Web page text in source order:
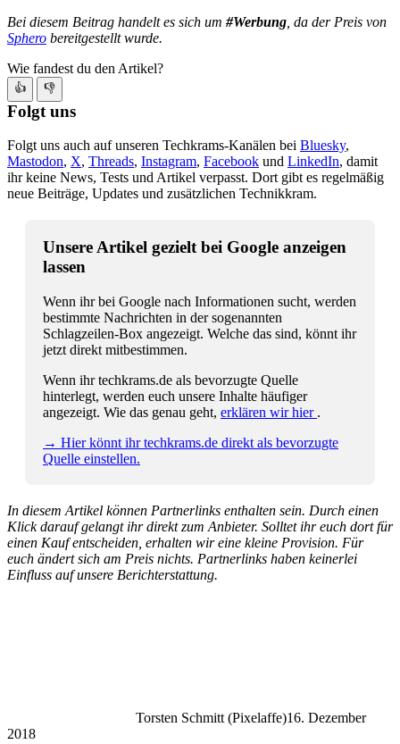
Bei diesem Beitrag handelt es sich um #Werbung , da der Preis von
Sphero bereitgestellt wurde.
Wie fandest du den Artikel?
👍 👎
Folgt uns
Folgt uns auch auf unseren Techkrams-Kanälen bei Bluesky,
Mastodon, X, Threads, Instagram, Facebook und LinkedIn, damit
ihr keine News, Tests und Artikel verpasst. Dort gibt es regelmäßig
neue Beiträge, Updates und zusätzlichen Technikkram.
Unsere Artikel gezielt bei Google anzeigen
lassen
Wenn ihr bei Google nach Informationen sucht, werden
bestimmte Nachrichten in der sogenannten
Schlagzeilen-Box angezeigt. Welche das sind, könnt ihr
jetzt direkt mitbestimmen.
Wenn ihr techkrams.de als bevorzugte Quelle
hinterlegt, werden euch unsere Inhalte häufiger
angezeigt. Wie das genau geht, erklären wir hier .
→ Hier könnt ihr techkrams.de direkt als bevorzugte
Quelle einstellen.
In diesem Artikel können Partnerlinks enthalten sein. Durch einen
Klick darauf gelangt ihr direkt zum Anbieter. Solltet ihr euch dort für
einen Kauf entscheiden, erhalten wir eine kleine Provision. Für
euch ändert sich am Preis nichts. Partnerlinks haben keinerlei
Einfluss auf unsere Berichterstattung.
Torsten Schmitt (Pixelaffe)16. Dezember
2018